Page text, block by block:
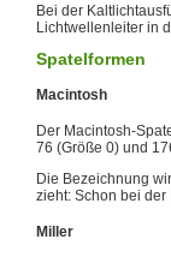
Bei der
Lichtwellenleiter in
Spatelformen
Macintosh
Der Macintosh-
76 (Größe 0) und
Die Bezeichnung
zieht: Schon bei
Miller